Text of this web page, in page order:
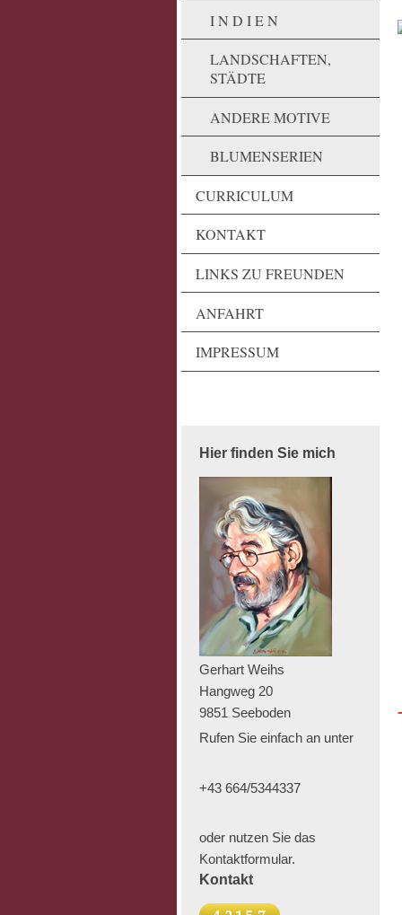
I N D I E N
LANDSCHAFTEN,
STÄDTE
ANDERE MOTIVE
BLUMENSERIEN
CURRICULUM
KONTAKT
LINKS ZU FREUNDEN
ANFAHRT
IMPRESSUM
Hier finden Sie mich
Gerhart Weihs
Hangweg 20
9851 Seeboden
Rufen Sie einfach an unter
+43 664/5344337
oder nutzen Sie das
Kontaktformular.
Kontakt